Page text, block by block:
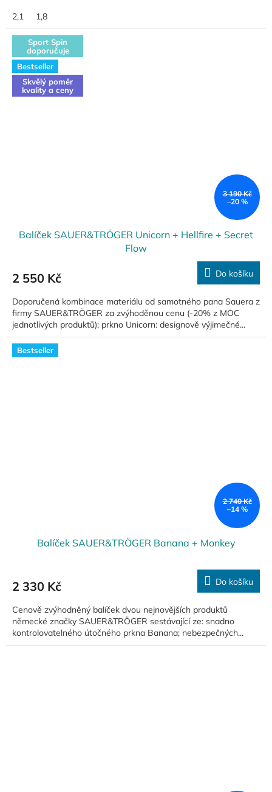
2,1 1,8
Sport Spin
doporučuje
Bestseller
Skvělý poměr
kvality a ceny
3 190 Kč
–20 %
Balíček SAUER&TRÖGER Unicorn + Hellfire + Secret
Flow
2 550 Kč Do košíku
Doporučená kombinace materiálu od samotného pana Sauera z
firmy SAUER&TRÖGER za zvýhoděnou cenu (-20% z MOC
jednotlivých produktů); prkno Unicorn: designově výjimečné...
Bestseller
2 740 Kč
–14 %
Balíček SAUER&TRÖGER Banana + Monkey
2 330 Kč Do košíku
Cenově zvýhodněný balíček dvou nejnovějších produktů
německé značky SAUER&TRÖGER sestávající ze: snadno
kontrolovatelného útočného prkna Banana; nebezpečných...